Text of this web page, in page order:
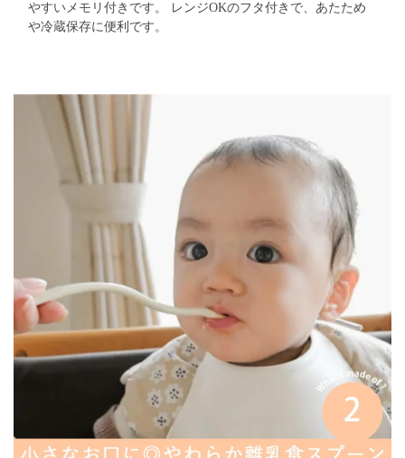
やすいメモリ付きです。
レンジOKのフタ付きで、あたため
や冷蔵保存に便利です。